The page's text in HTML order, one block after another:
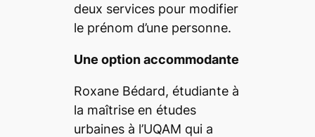
deux services pour modifier
le prénom d’une personne.
Une option accommodante
Roxane Bédard, étudiante à
la maîtrise en études
urbainesà l’UQAM qui a